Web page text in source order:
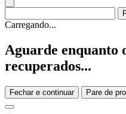
Carregando...
Aguarde enquanto
recuperados...
Fechar e continuar Pare de